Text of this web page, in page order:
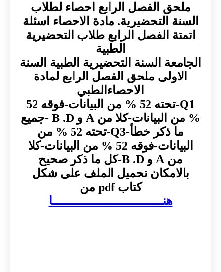
ملحق الفصل الرابع احصاء لطلاب
السنة التحضيرية. مادة الاحصاء اسئلة
اتمتة الفصل الرابع طلاب التحضيرية
الطبية
الجامعة السنة التحضيرية الطبية السنة
الاولى ملحق الفصل الرابع لمادة
الاحصاءالطبي
Q1-تحته 52 % من البيانات-فوقه 52
% من البيانات-كلا من A و B .D -جميع
ما ذكر خطأ-Q3-تحته 52 % من
البيانات-فوقه 52 % من البيانات-كلا
من A و B .D-كل ما ذكر صحيح
بالامكان تحميل الملف على شكل
كتاب pdf من
هنــــــــــــــــــــــــــــــــا